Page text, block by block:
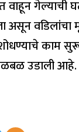
वाहून गेल्याची
असून
काम
उडाली आहे.